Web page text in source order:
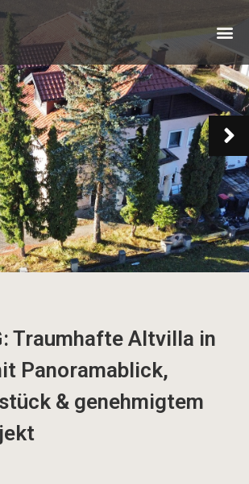
Traumhafte Altvilla in
Panoramablick,
& genehmigtem